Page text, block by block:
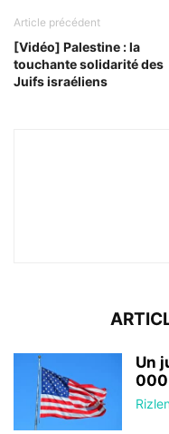
Article précédent
[Vidéo] Palestine : la
touchante solidarité des
Juifs israéliens
Un
000